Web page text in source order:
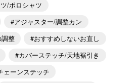
/ポロシャツ
アジャスター/調整カン
整
おすすめしないお直し
カバーステッチ/天地裾引き
ェーンステッチ